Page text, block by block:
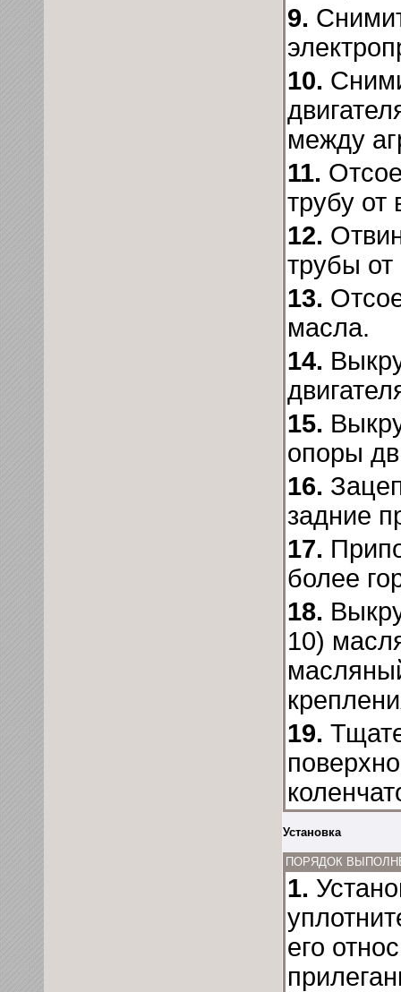
9.
10.
между
11.
трубу от
12.
трубы от
13.
масла.
14.
15.
опоры
16.
задние
17.
более
18.
10)
19.
Установка
ПОРЯДОК
1.
его